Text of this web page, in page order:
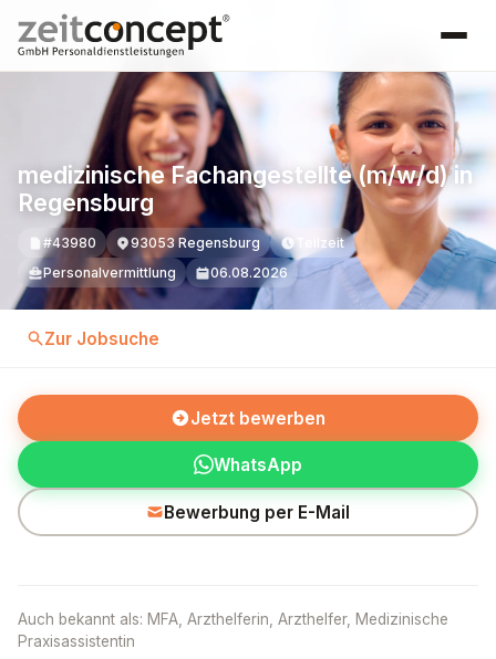
medizinische Fachangestellte (m/w/d) in
Regensburg
#43980 93053 Regensburg
Teilzeit
Personalvermittlung
06.08.2026
Zur Jobsuche
Jetzt bewerben
WhatsApp
Bewerbung per E-Mail
Auch bekannt als: MFA, Arzthelferin, Arzthelfer, Medizinische
Praxisassistentin